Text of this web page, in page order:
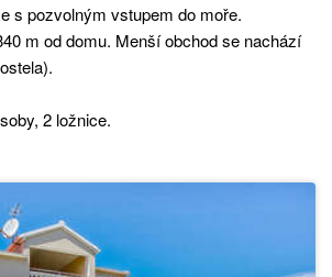
s pozvolným vstupem do moře.
m od domu. Menší obchod se nachází
2 ložnice.